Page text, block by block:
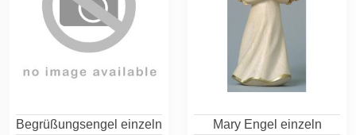
Begrüßungsengel einzeln
Mary Engel einzeln